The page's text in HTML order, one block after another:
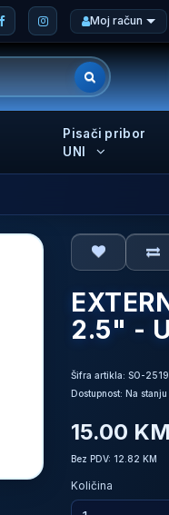
Moj račun
Pisači pribor
UNI
2.5" -
Šifra artikla: SO-2519
Dostupnost: Na stanju
15.00 KM
Bez PDV: 12.82 KM
Količina